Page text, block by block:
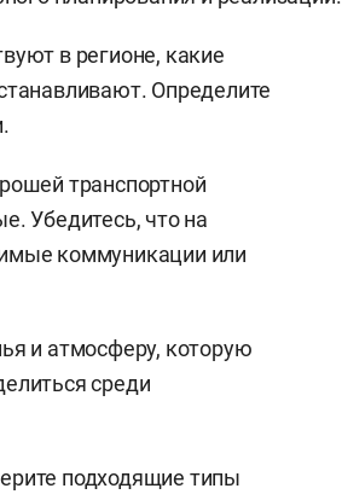
в регионе, какие
Определите
транспортной
Убедитесь, что на
коммуникации или
и атмосферу, которую
среди
подходящие типы